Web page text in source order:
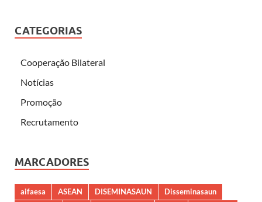
CATEGORIAS
Cooperação Bilateral
Notícias
Promoção
Recrutamento
MARCADORES
aifaesa ASEAN DISEMINASAUN
Disseminasaun